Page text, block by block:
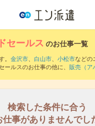
セールス のお仕事一覧
金沢市、 白山市、 小松市などの
ルスのお仕事の他に、 販売（ア
だわり条件で絞り込んでいただけ
検索した条件に合う
仕事がありませんでし